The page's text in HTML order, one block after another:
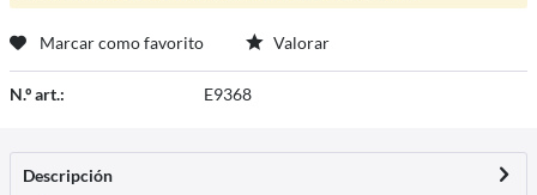
Marcar como favorito Valorar
N.º art.: E9368
Descripción